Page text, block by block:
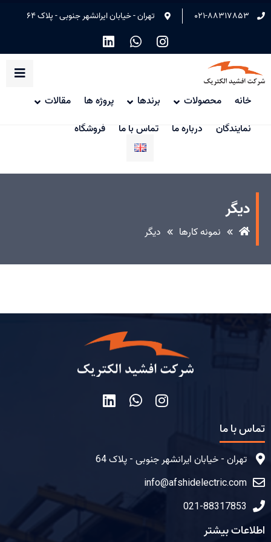
021-88317853 تهران - خیابان ایرانشهر جنوبی - پلاک 64
خانه محصولات برندها پروژه ها
مقالات
نمایندگان
درباره ما تماس با ما فروشگاه
دیگر
نمونه کارها دیگر
تماس با ما
تهران - خیابان ایرانشهر جنوبی - پلاک 64
info@afshidelectric.com
021-88317853
اطلاعات بیشتر